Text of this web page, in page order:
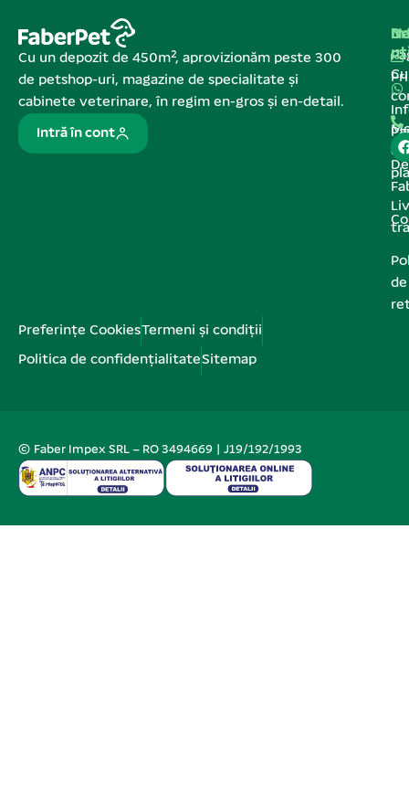
Cu un depozit de 450m², aprovizionăm peste 300
de petshop-uri, magazine de specialitate și
cabinete veterinare, în regim en-gros și en-detail.
Intră în cont
de
de
Preferințe CookiesTermeni și condiții
Politica de confidențialitateSitemap
© Faber Impex SRL – RO 3494669 | J19/192/1993